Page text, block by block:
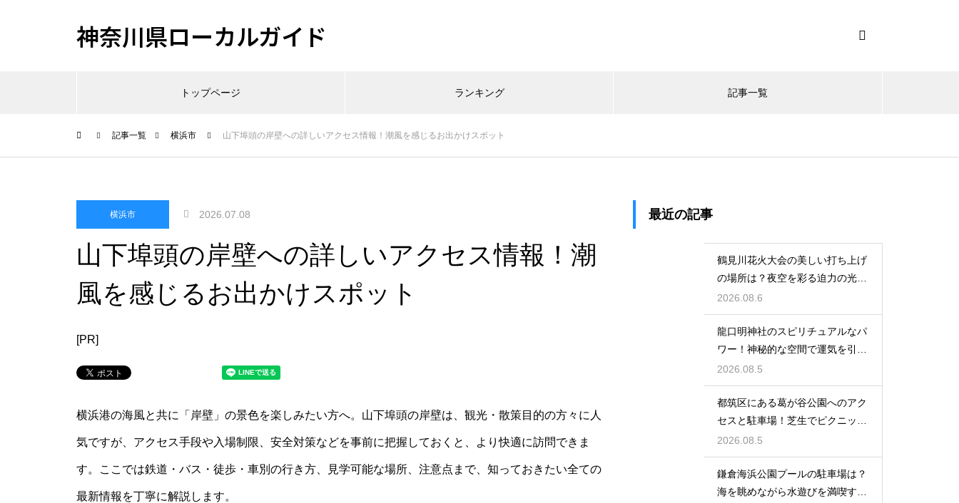
神奈川県ローカルガイド
トップページ ランキング 記事一覧
記事一覧 横浜市 山下埠頭の岸壁への詳しいアクセス情報！潮風を感じるお出かけスポット
横浜市 2026.07.08
山下埠頭の岸壁への詳しいアクセス情報！潮
風を感じるお出かけスポット
[PR]
横浜港の海風と共に「岸壁」の景色を楽しみたい方へ。山下埠頭の岸壁は、観光・散策目的の方々に人
気ですが、アクセス手段や入場制限、安全対策などを事前に把握しておくと、より快適に訪問できま
す。ここでは鉄道・バス・徒歩・車別の行き方、見学可能な場所、注意点まで、知っておきたい全ての
最新情報を丁寧に解説します。
最近の記事
鶴見川花火大会の美しい打ち上げ
の場所は？夜空を彩る迫力の光景
を特等席で
2026.08.6
龍口明神社のスピリチュアルなパ
ワー！神秘的な空間で運気を引き
寄せる参拝
2026.08.5
都筑区にある葛が谷公園へのアク
セスと駐車場！芝生でピクニック
を満喫する
2026.08.5
鎌倉海浜公園プールの駐車場は？
海を眺めながら水遊びを満喫する